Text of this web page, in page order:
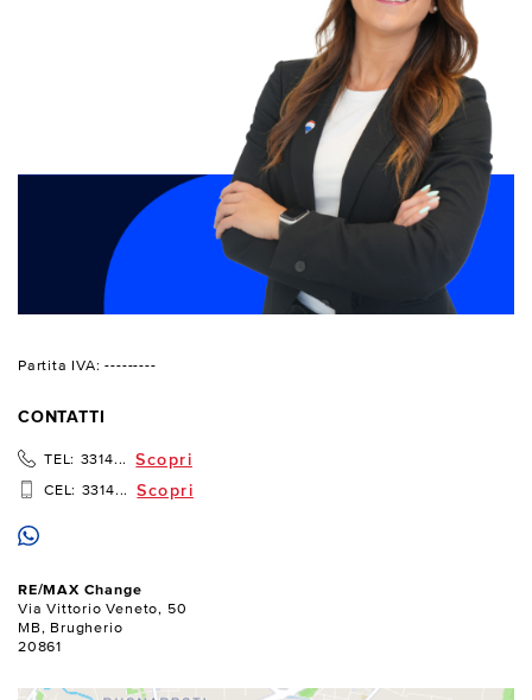
Partita IVA: ---------
CONTATTI
TEL: 3314... Scopri
CEL: 3314... Scopri
RE/MAX Change
Via Vittorio Veneto, 50
MB, Brugherio
20861